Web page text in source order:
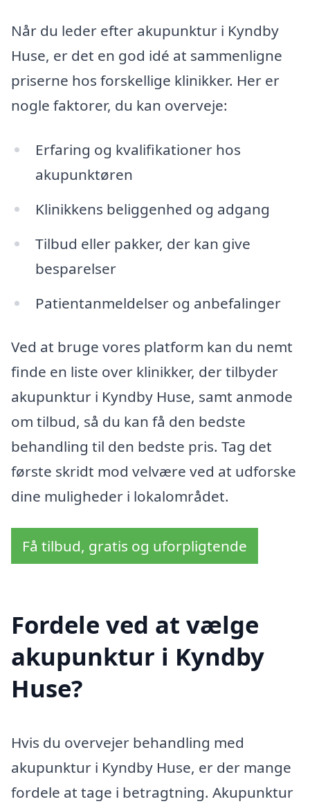
Når du leder efter akupunktur i Kyndby
Huse, er det en god idé at sammenligne
priserne hos forskellige klinikker. Her er
nogle faktorer, du kan overveje:
Erfaring og kvalifikationer hos
akupunktøren
Klinikkens beliggenhed og adgang
Tilbud eller pakker, der kan give
besparelser
Patientanmeldelser og anbefalinger
Ved at bruge vores platform kan du nemt
finde en liste over klinikker, der tilbyder
akupunktur i Kyndby Huse, samt anmode
om tilbud, så du kan få den bedste
behandling til den bedste pris. Tag det
første skridt mod velvære ved at udforske
dine muligheder i lokalområdet.
Få tilbud, gratis og uforpligtende
Fordele ved at vælge
akupunktur i Kyndby
Huse?
Hvis du overvejer behandling med
akupunktur i Kyndby Huse, er der mange
fordele at tage i betragtning. Akupunktur